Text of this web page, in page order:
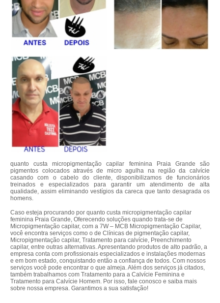
quanto custa micropigmentação capilar feminina Praia Grande são
pigmentos colocados através de micro agulha na região da calvície
casando com o cabelo do cliente, disponibilizamos de funcionários
treinados e especializados para garantir um atendimento de alta
qualidade, assim eliminando vestígios da careca que tanto desagrada os
homens.
Caso esteja procurando por quanto custa micropigmentação capilar
feminina Praia Grande, Oferecendo soluções quando trata-se de
Micropigmentação capilar, com a 7W – MCB Micropigmentação Capilar,
você encontra serviços como o de Clínicas de pigmentação capilar,
Micropigmentação capilar, Tratamento para calvície, Preenchimento
capilar, entre outras alternativas. Apresentando produtos de alto padrão, a
empresa conta com profissionais especializados e instalações modernas
e em bom estado, conquistando então a confiança de todos. Com nossos
serviços você pode encontrar o que almeja. Além dos serviços já citados,
também trabalhamos com Tratamento para a Calvície Feminina e
Tratamento para Calvície Homem. Por isso, fale conosco e saiba mais
sobre nossa empresa. Garantimos a sua satisfação!